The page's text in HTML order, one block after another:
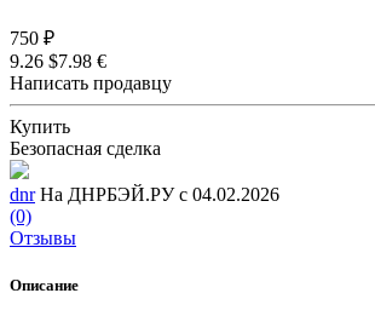
750 ₽
9.26 $7.98 €
Написать продавцу
Купить
Безопасная сделка
dnr На ДНРБЭЙ.РУ с 04.02.2026
(0)
Отзывы
Описание